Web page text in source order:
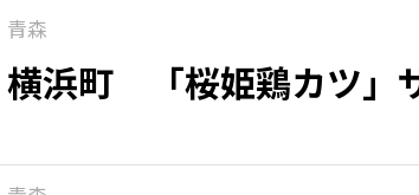
青森
横浜町 「桜姫鶏カツ」